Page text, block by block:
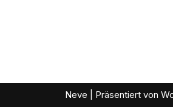
Neve | Präsentiert von